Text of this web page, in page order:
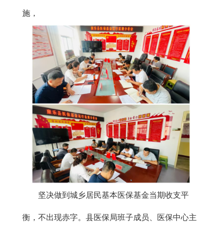
施，
坚决做到城乡居民基本医保基金当期收支平
衡，不出现赤字。县医保局班子成员、医保中心主